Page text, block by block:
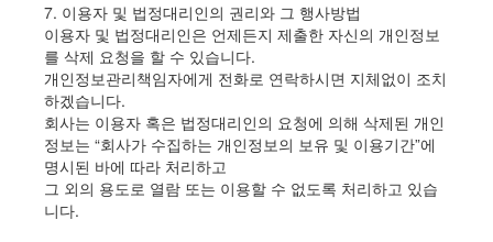
7. 이용자 및 법정대리인의 권리와 그 행사방법
이용자 및 법정대리인은 언제든지 제출한 자신의 개인정보
를 삭제 요청을 할 수 있습니다.
개인정보관리책임자에게 전화로 연락하시면 지체없이 조치
하겠습니다.
회사는 이용자 혹은 법정대리인의 요청에 의해 삭제된 개인
정보는 “회사가 수집하는 개인정보의 보유 및 이용기간”에
명시된 바에 따라 처리하고
그 외의 용도로 열람 또는 이용할 수 없도록 처리하고 있습
니다.